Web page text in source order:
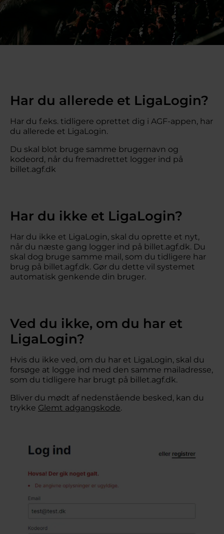
Har du allerede et LigaLogin?
Har du f.eks. tidligere oprettet dig i AGF-appen, har
du allerede et LigaLogin.
Du skal blot bruge samme brugernavn og
kodeord, når du fremadrettet logger ind på
billet.agf.dk
Har du ikke et LigaLogin?
Har du ikke et LigaLogin, skal du oprette et nyt,
når du næste gang logger ind på billet.agf.dk. Du
skal dog bruge samme mail, som du tidligere har
brug på billet.agf.dk. Gør du dette vil systemet
automatisk genkende din bruger.
Ved du ikke, om du har et
LigaLogin?
Hvis du ikke ved, om du har et LigaLogin, skal du
forsøge at logge ind med den samme mailadresse,
som du tidligere har brugt på billet.agf.dk.
Bliver du mødt af nedenstående besked, kan du
trykke Glemt adgangskode.